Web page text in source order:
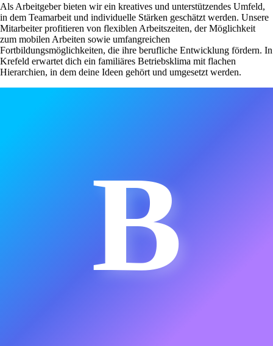
Als Arbeitgeber bieten wir ein kreatives und unterstützendes Umfeld,
in dem Teamarbeit und individuelle Stärken geschätzt werden. Unsere
Mitarbeiter profitieren von flexiblen Arbeitszeiten, der Möglichkeit
zum mobilen Arbeiten sowie umfangreichen
Fortbildungsmöglichkeiten, die ihre berufliche Entwicklung fördern. In
Krefeld erwartet dich ein familiäres Betriebsklima mit flachen
Hierarchien, in dem deine Ideen gehört und umgesetzt werden.
B